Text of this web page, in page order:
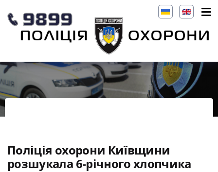
Поліція охорони Київщини
розшукала 6-річного хлопчика